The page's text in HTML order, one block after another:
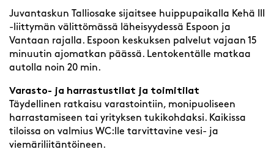
Juvantaskun Talliosake sijaitsee huippupaikalla Kehä III
-liittymän välittömässä läheisyydessä Espoon ja
Vantaan rajalla. Espoon keskuksen palvelut vajaan 15
minuutin ajomatkan päässä. Lentokentälle matkaa
autolla noin 20 min.
Varasto- ja harrastustilat ja toimitilat
Täydellinen ratkaisu varastointiin, monipuoliseen
harrastamiseen tai yrityksen tukikohdaksi. Kaikissa
tiloissa on valmius WC:lle tarvittavine vesi- ja
viemäriliitäntöineen.